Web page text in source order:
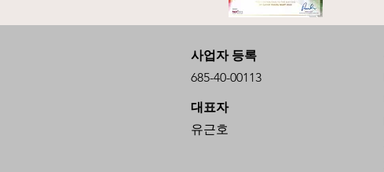
사업자 등록
685-40-00113
대표자
유근호